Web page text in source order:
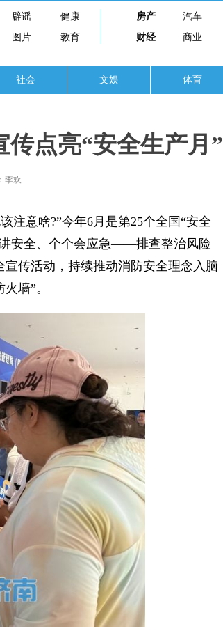
辟谣
健康
图片 教育
房产 汽车
财经
商业
社会 文娱 体育
点亮“安全生产月”
李欢
意啥?”今年6月是第25个全国“安全
安全、个个会应急——排查整治风险
传活动，持续推动消防安全理念入脑
墙”。